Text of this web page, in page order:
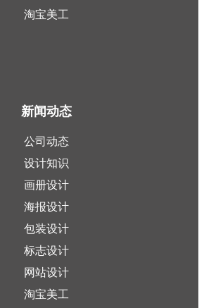
淘宝美工
新闻动态
公司动态
设计知识
画册设计
海报设计
包装设计
标志设计
网站设计
淘宝美工